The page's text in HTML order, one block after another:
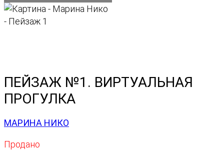
ПЕЙЗАЖ №1. ВИРТУАЛЬНАЯ
ПРОГУЛКА
МАРИНА НИКО
Продано